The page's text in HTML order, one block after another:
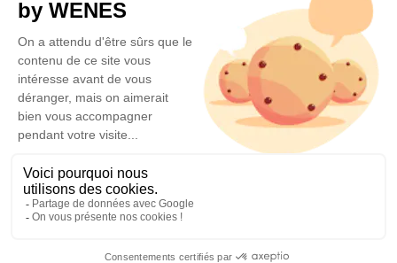
UN PROJET ?
REJOIGNEZ-NOUS